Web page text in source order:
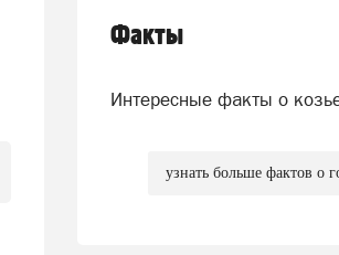
Факты
Интересные факты о
узнать больше фактов о